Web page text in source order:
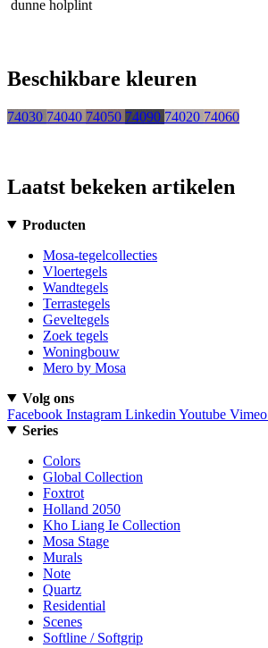
dunne holplint
Beschikbare kleuren
74030 74040 74050 74090 74020 74060
Laatst bekeken artikelen
Producten
Mosa-tegelcollecties
Vloertegels
Wandtegels
Terrastegels
Geveltegels
Zoek tegels
Woningbouw
Mero by Mosa
Volg ons
Facebook Instagram Linkedin Youtube Vimeo
Series
Colors
Global Collection
Foxtrot
Holland 2050
Kho Liang Ie Collection
Mosa Stage
Murals
Note
Quartz
Residential
Scenes
Softline / Softgrip